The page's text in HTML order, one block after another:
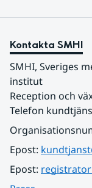
Kontakta SMHI
SMHI, Sveriges
institut
Reception och
Telefon
Epost:
Epost: